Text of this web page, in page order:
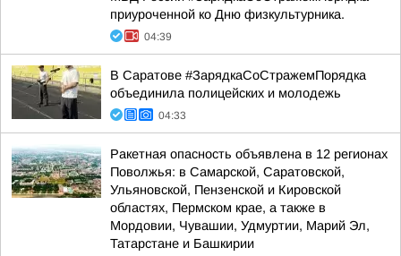
приуроченной ко Дню физкультурника.
04:39
В Саратове #ЗарядкаСоСтражемПорядка
объединила полицейских и молодежь
04:33
Ракетная опасность объявлена в 12 регионах
Поволжья: в Самарской, Саратовской,
Ульяновской, Пензенской и Кировской
областях, Пермском крае, а также в
Мордовии, Чувашии, Удмуртии, Марий Эл,
Татарстане и Башкирии